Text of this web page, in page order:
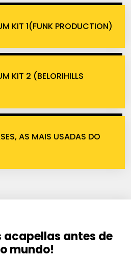
KIT 1(FUNK PRODUCTION)
KIT 2 (BELORIHILLS
AS MAIS USADAS DO
acapellas antes de
mundo!